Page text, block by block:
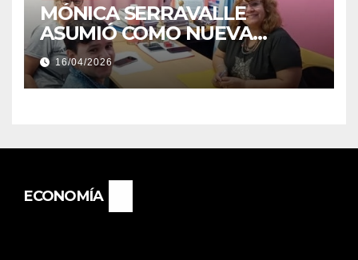
MÓNICA SERRAVALLE
ASUMIÓ COMO NUEVA
DIRECTORA DEL E.E.S. N° 82
«RENÉ FAVALORO» DE
BASAIL.
16/04/2026
ECONOMÍA